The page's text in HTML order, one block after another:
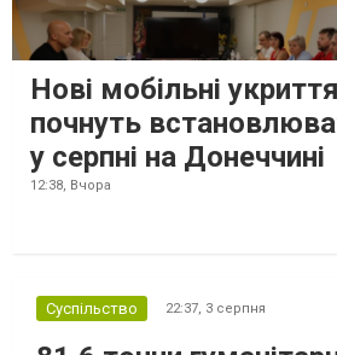
Нові мобільні укриття
почнуть
у серпні на Донеччині
12:38, Вчора
Суспільство 22:37, 3 серпня